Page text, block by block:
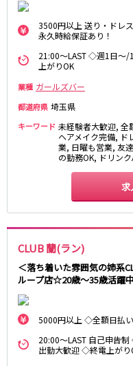
3500円以上 送り・ドレ
永久時給保証あり！
21:00～LAST ◇週1日～
上がりOK
業種 ガールズバー
都道府県 埼玉県
キーワード 未経験者大歓迎, 全
ヘアメイク完備, ド
業, 日曜も営業, 友
の勤務OK, ドリン
求
CLUB 蘭(ラン)
＜落ち着いた雰囲気の姉系
ループ店☆20歳～35歳活躍
5000円以上 ◇全額日払
20:00～LAST 自己申告
出勤大歓迎 ◇終電上が
鶴見駅
都営浅草線
新橋駅
浅草駅
東京メトロ銀座線
神田駅
赤坂見附駅
田原町駅
表参道駅
西武新宿駅
所沢駅